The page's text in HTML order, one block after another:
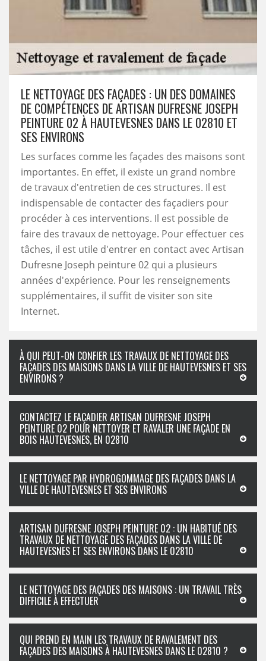
LE NETTOYAGE DES FAÇADES : UN DES DOMAINES
DE COMPÉTENCES DE ARTISAN DUFRESNE JOSEPH
PEINTURE 02 À HAUTEVESNES DANS LE 02810 ET
SES ENVIRONS
Les surfaces comme les façades des maisons sont
importantes. En effet, il existe un grand nombre
de travaux d'entretien de ces structures. Il est
indispensable de contacter des façadiers pour
procéder à ces interventions. Il est possible de
faire des travaux de nettoyage. Pour effectuer ces
tâches, il est utile d'entrer en contact avec Artisan
Dufresne Joseph peinture 02 qui a plusieurs
années d'expérience. Pour les renseignements
supplémentaires, il suffit de visiter son site
Internet.
À QUI PEUT-ON CONFIER LES TRAVAUX DE NETTOYAGE DES
FAÇADES DES MAISONS DANS LA VILLE DE HAUTEVESNES ET SES
ENVIRONS ?
CONTACTEZ LE FAÇADIER ARTISAN DUFRESNE JOSEPH
PEINTURE 02 POUR NETTOYER ET RAVALER UNE FAÇADE EN
BOIS HAUTEVESNES, EN 02810
LE NETTOYAGE PAR HYDROGOMMAGE DES FAÇADES DANS LA
VILLE DE HAUTEVESNES ET SES ENVIRONS
ARTISAN DUFRESNE JOSEPH PEINTURE 02 : UN HABITUÉ DES
TRAVAUX DE NETTOYAGE DES FAÇADES DANS LA VILLE DE
HAUTEVESNES ET SES ENVIRONS DANS LE 02810
LE NETTOYAGE DES FAÇADES DES MAISONS : UN TRAVAIL TRÈS
DIFFICILE À EFFECTUER
QUI PREND EN MAIN LES TRAVAUX DE RAVALEMENT DES
FAÇADES DES MAISONS À HAUTEVESNES DANS LE 02810 ?